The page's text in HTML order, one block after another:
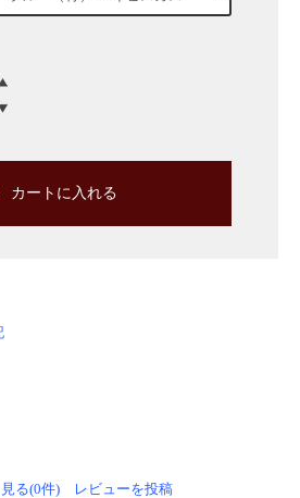
カートに入れる
る(0件) レビューを投稿